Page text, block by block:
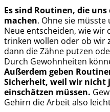
Es sind Routinen, die
machen. Ohne sie müsste
Neue entscheiden, wie wir
trinken wollen oder ob wir
dann die Zähne putzen
Durch Gewohnheiten
Außerdem geben
Sicherheit, weil wir nicht
einschätzen müssen.
Gehirn die Arbeit also